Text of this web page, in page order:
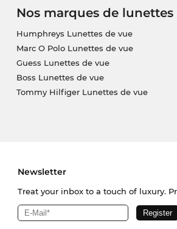
Nos marques de
Humphreys Lunettes de vue
Marc O Polo Lunettes de vue
Guess Lunettes de vue
Boss Lunettes de vue
Tommy Hilfiger Lunettes de vue
Newsletter
Treat your inbox to a touch of luxury.